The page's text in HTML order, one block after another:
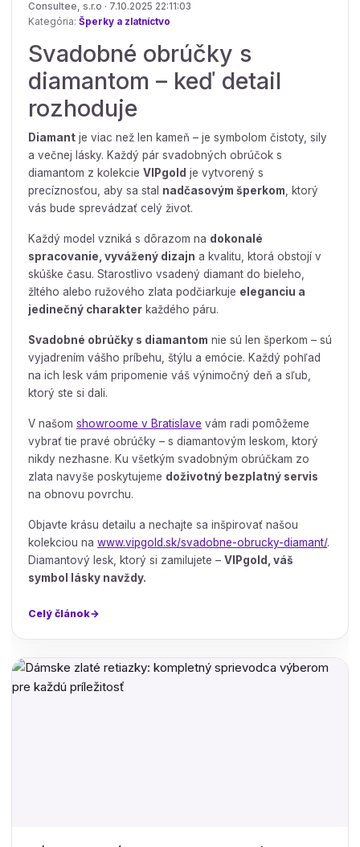
Consultee, s.r.o · 7.10.2025 22:11:03
Kategória: Šperky a zlatníctvo
Svadobné obrúčky s
diamantom – keď detail
rozhoduje
Diamant je viac než len kameň – je symbolom čistoty, sily
a večnej lásky. Každý pár svadobných obrúčok s
diamantom z kolekcie VIPgold je vytvorený s
precíznosťou, aby sa stal nadčasovým šperkom , ktorý
vás bude sprevádzať celý život.
Každý model vzniká s dôrazom na dokonalé
spracovanie, vyvážený dizajn a kvalitu, ktorá obstojí v
skúške času. Starostlivo vsadený diamant do bieleho,
žltého alebo ružového zlata podčiarkuje eleganciu a
jedinečný charakter každého páru.
Svadobné obrúčky s diamantom nie sú len šperkom – sú
vyjadrením vášho príbehu, štýlu a emócie. Každý pohľad
na ich lesk vám pripomenie váš výnimočný deň a sľub,
ktorý ste si dali.
V našom showroome v Bratislave vám radi pomôžeme
vybrať tie pravé obrúčky – s diamantovým leskom, ktorý
nikdy nezhasne. Ku všetkým svadobným obrúčkam zo
zlata navyše poskytujeme doživotný bezplatný servis
na obnovu povrchu.
Objavte krásu detailu a nechajte sa inšpirovať našou
kolekciou na www.vipgold.sk/svadobne-obrucky-diamant/.
Diamantový lesk, ktorý si zamilujete – VIPgold, váš
symbol lásky navždy.
Celý článok